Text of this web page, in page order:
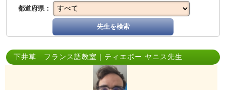
都道府県：
先生を検索
下井草 フランス語教室｜ティエボー ヤニス先生